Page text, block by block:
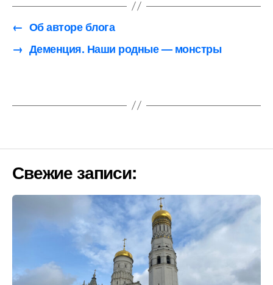
← Об авторе блога
→ Деменция. Наши родные — монстры
Свежие записи: